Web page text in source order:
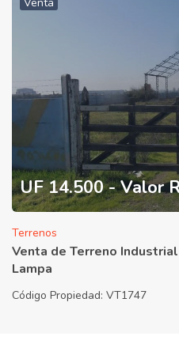
UF 14.500 - Valor
Terrenos
Venta de Terreno
Lampa
Código Propiedad: VT1747